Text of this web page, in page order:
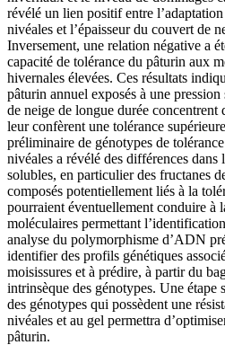
révélé un lien positif entre
nivéales et l’épaisseur du couvert de
Inversement, une relation négative a
capacité de tolérance du pâturin aux
hivernales élevées. Ces résultats
pâturin annuel exposés à une
de neige de longue durée concentrent
leur confèrent une tolérance
préliminaire de génotypes de
nivéales a révélé des différences dans
solubles, en particulier des fructanes
composés potentiellement liés à la
pourraient éventuellement conduire à
moléculaires permettant
analyse du polymorphisme d’ADN
identifier des profils génétiques
moisissures et à prédire, à partir du
intrinsèque des génotypes. Une étape
des génotypes qui possèdent une
nivéales et au gel permettra
pâturin.